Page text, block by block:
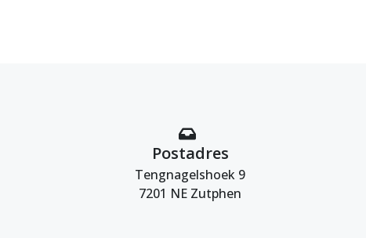
Postadres
Tengnagelshoek 9
7201 NE Zutphen